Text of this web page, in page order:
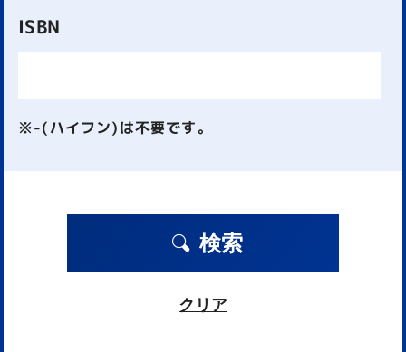
ISBN
※-(ハイフン)は不要です。
検索
クリア